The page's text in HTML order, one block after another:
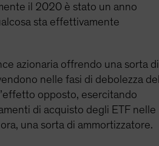
il 2020 è stato un anno
sta effettivamente
azionaria offrendo una sorta di
nelle fasi di debolezza del
opposto, esercitando
di acquisto degli ETF nelle
una sorta di ammortizzatore.